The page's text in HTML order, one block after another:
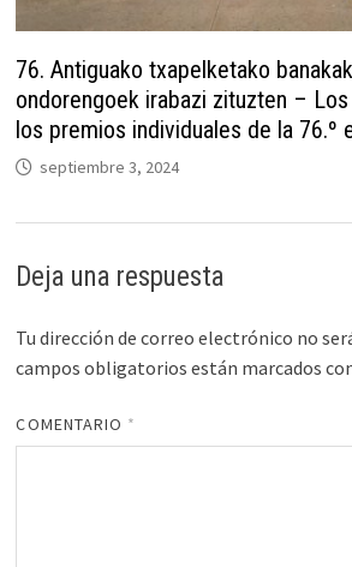
76. Antiguako txapelketako
ondorengoek irabazi zituzten –
los premios individuales de la 76.º
septiembre 3, 2024
Deja una respuesta
Tu dirección de correo electrónico no
campos obligatorios están marcados
COMENTARIO *